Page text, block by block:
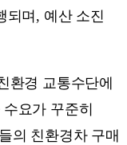
되며, 예산 소진
환경 교통수단에
요가 꾸준히
의 친환경차 구매